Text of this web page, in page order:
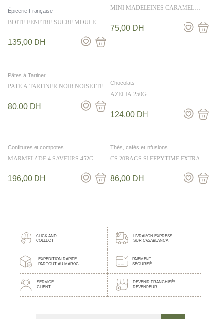
Épicerie Française
BOITE FENETRE SUCRE MOULE
135,00 DH
MINI MADELEINES CARAMEL
75,00 DH
Pâtes à Tartiner
PATE A TARTINER NOIR NOISETTE
80,00 DH
Chocolats
AZELIA 250G
124,00 DH
Confitures et compotes
MARMELADE 4 SAVEURS 452G
196,00 DH
Thés, cafés et infusions
CS 20BAGS SLEEPYTIME EXTRA
86,00 DH
CLICK AND
COLLECT
LIVRAISON EXPRESS
SUR CASABLANCA
EXPEDITION RAPIDE
PARTOUT AU MAROC
PAIEMENT
SÉCURISÉ
SERVICE
CLIENT
DEVENIR FRANCHISÉ/
REVENDEUR
DECOUVREZ NOTRE NEWSLETTER GOURMANDE
SUIVEZ NOS ACTUALITE ET EVENEMENTS